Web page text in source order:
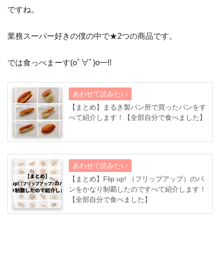
ですね。
業務スーパー好きの僕の中で★2つの商品です。
では食っべまーす(oﾟ∀ﾟ)o━!!
【まとめ】まるき製パン所で買ったパンをす
べて紹介します！【全部自分で食べました】
【まとめ】Flip up! （フリップアップ）のパ
ンをかなり制覇したのですべて紹介します！
【全部自分で食べました】